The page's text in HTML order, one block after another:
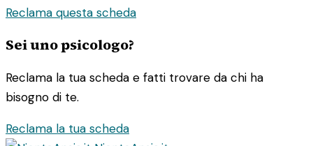
Reclama questa scheda
Sei uno psicologo?
Reclama la tua scheda e fatti trovare da chi ha
bisogno di te.
Reclama la tua scheda